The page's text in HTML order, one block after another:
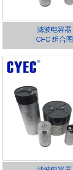
滤波电容器
CFC 组合图